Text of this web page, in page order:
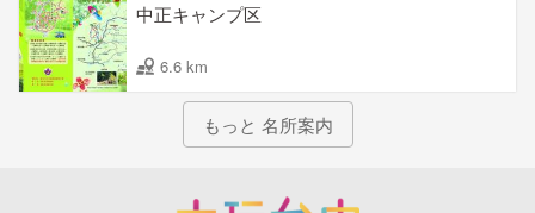
中正キャンプ区
6.6 km
もっと 名所案内